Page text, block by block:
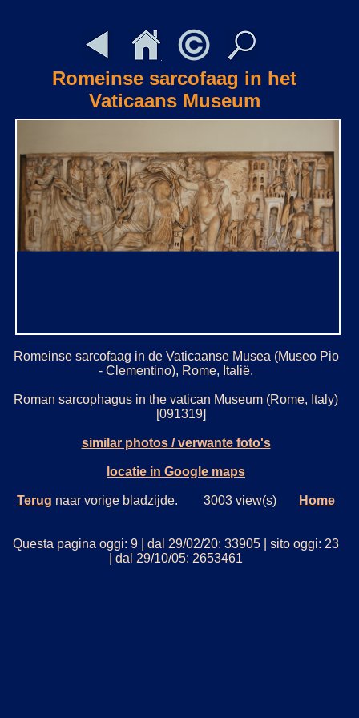
Romeinse sarcofaag in het
Vaticaans Museum
Romeinse sarcofaag in de Vaticaanse Musea (Museo Pio
- Clementino), Rome, Italië.
Roman sarcophagus in the vatican Museum (Rome, Italy)
[091319]
similar photos / verwante foto's
locatie in Google maps
Terug naar vorige bladzijde. 3003 view(s) Home
Questa pagina oggi: 9 | dal 29/02/20: 33905 | sito oggi: 23
| dal 29/10/05: 2653461